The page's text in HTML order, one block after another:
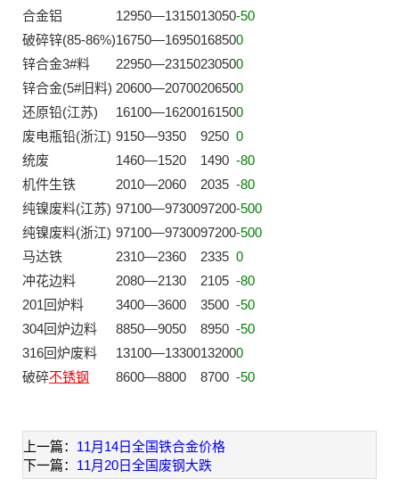
合金铝
12950—1315013050-50
破碎锌(85-86%)16750—16950168500
锌合金3#料
22950—23150230500
锌合金(5#旧料) 20600—20700206500
还原铅(江苏)
16100—16200161500
废电瓶铅(浙江) 9150—9350 9250 0
统废
1460—1520 1490 -80
机件生铁
2010—2060 2035 -80
纯镍废料(江苏) 97100—9730097200-500
纯镍废料(浙江) 97100—9730097200-500
马达铁
2310—2360 2335 0
冲花边料
2080—2130 2105 -80
201回炉料
3400—3600 3500 -50
304回炉边料
8850—9050 8950 -50
316回炉废料
13100—13300132000
破碎不锈钢 8600—8800 8700 -50
上一篇： 11月14日全国铁合金价格
下一篇： 11月20日全国废钢大跌